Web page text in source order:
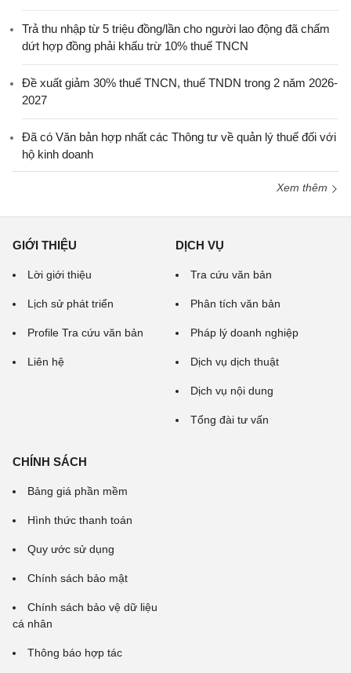
Trả thu nhập từ 5 triệu đồng/lần cho người lao động đã chấm
dứt hợp đồng phải khấu trừ 10% thuế TNCN
Đề xuất giảm 30% thuế TNCN, thuế TNDN trong 2 năm 2026-
2027
Đã có Văn bản hợp nhất các Thông tư về quản lý thuế đối với
hộ kinh doanh
Xem thêm
GIỚI THIỆU
Lời giới thiệu
Lịch sử phát triển
Profile Tra cứu văn bản
Liên hệ
DỊCH VỤ
Tra cứu văn bản
Phân tích văn bản
Pháp lý doanh nghiệp
Dịch vụ dịch thuật
Dịch vụ nội dung
Tổng đài tư vấn
CHÍNH SÁCH
Bảng giá phần mềm
Hình thức thanh toán
Quy ước sử dụng
Chính sách bảo mật
Chính sách bảo vệ dữ liệu
cá nhân
Thông báo hợp tác